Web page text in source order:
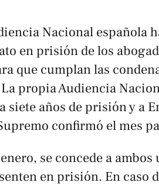
Nacional española
en prisión de los
que cumplan las
propia Audiencia
siete años de prisión y a
confirmó el mes
se concede a ambos
en prisión. En caso